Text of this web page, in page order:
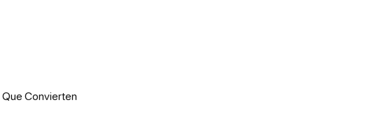
Convierten